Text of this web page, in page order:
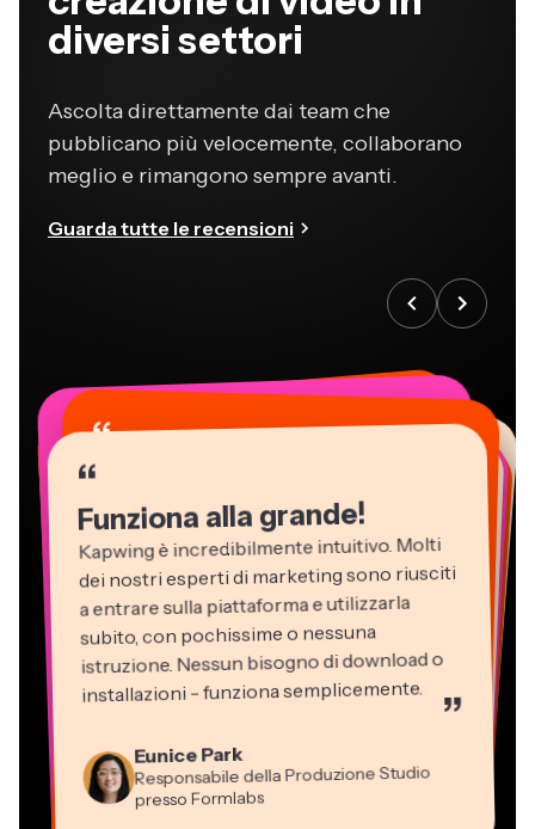
diversi settori
Ascolta direttamente dai team che
pubblicano più velocemente, collaborano
meglio e rimangono sempre avanti.
Guarda tutte le recensioni
“
Funziona alla grande!
Kapwing è incredibilmente intuitivo. Molti
dei nostri esperti di marketing sono riusciti
a entrare sulla piattaforma e utilizzarla
subito, con pochissime o nessuna
istruzione. Nessun bisogno di download o
installazioni - funziona semplicemente. ”
Eunice Park
Responsabile della Produzione Studio
presso Formlabs
“
“
Grant Taleck
Panos Papagapiou
Socio Amministratore di EPATHLON
“
Kerry-lee Farla
Youtuber
Gracie Peng
Direttore dei Contenuti
“
Heidi Rae
Istruzione
“
Natasha Ball
Consulente
“
Mitch Rawlings
“
Dina Segovia
Libero professionista virtuale